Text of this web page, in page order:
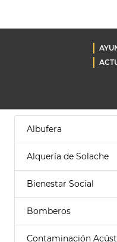
Albufera
Alquería de Solache
Bienestar Social
Bomberos
Contaminación